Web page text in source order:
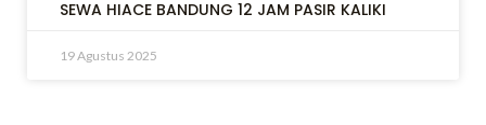
SEWA HIACE BANDUNG 12 JAM PASIR KALIKI
19 Agustus 2025